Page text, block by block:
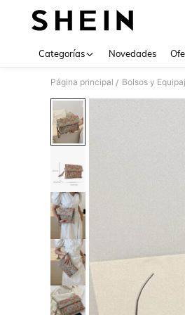
Categorías Novedades
Página principal / Bolsos y